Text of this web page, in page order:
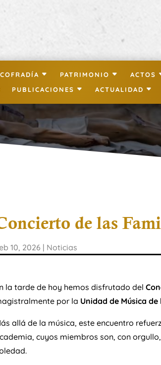
COFRADÍA PATRIMONIO ACTOS
PUBLICACIONES ACTUALIDAD
de las
10, 2026 | Noticias
la tarde de hoy hemos disfrutado del
por la Unidad de Música
allá de la música, este encuentro
cuyos miembros son, con